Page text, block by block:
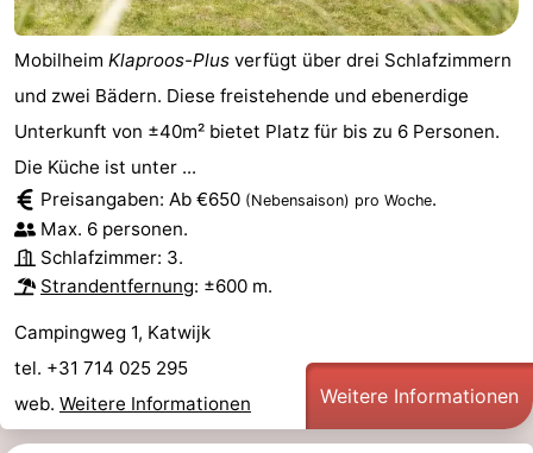
Mobilheim Klaproos-Plus verfügt über drei Schlafzimmern
und zwei Bädern. Diese freistehende und ebenerdige
Unterkunft von ±40m² bietet Platz für bis zu 6 Personen.
Die Küche ist unter ...
Preisangaben: Ab €650 (Nebensaison) pro Woche.
Max. 6 personen.
Schlafzimmer: 3.
Strandentfernung: ±600 m.
Campingweg 1, Katwijk
tel. +31 714 025 295
web. Weitere Informationen Weitere Informationen